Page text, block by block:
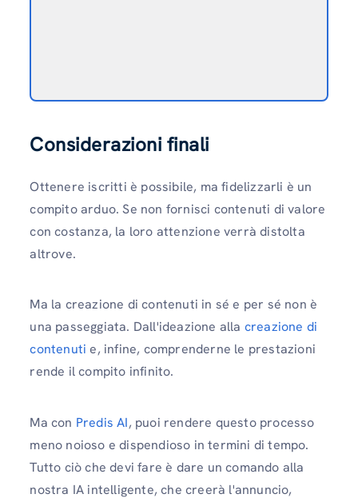
Considerazioni finali
Ottenere iscritti è possibile, ma fidelizzarli è un
compito arduo. Se non fornisci contenuti di valore
con costanza, la loro attenzione verrà distolta
altrove.
Ma la creazione di contenuti in sé e per sé non è
una passeggiata. Dall'ideazione alla creazione di
contenutie, infine, comprenderne le prestazioni
rende il compito infinito.
Ma con Predis AI, puoi rendere questo processo
meno noioso e dispendioso in termini di tempo.
Tutto ciò che devi fare è dare un comando alla
nostra IA intelligente, che creerà l'annuncio,